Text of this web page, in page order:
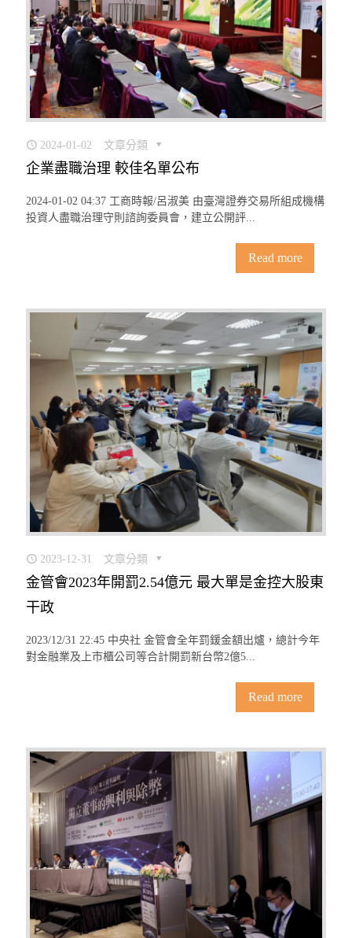
2024-01-02 文章分類
企業盡職治理 較佳名單公布
2024-01-02 04:37 工商時報/呂淑美 由臺灣證券交易所組成機構
投資人盡職治理守則諮詢委員會，建立公開評...
Read more
2023-12-31 文章分類
金管會2023年開罰2.54億元 最大單是金控大股東
干政
2023/12/31 22:45 中央社 金管會全年罰鍰金額出爐，總計今年
對金融業及上市櫃公司等合計開罰新台幣2億5...
Read more